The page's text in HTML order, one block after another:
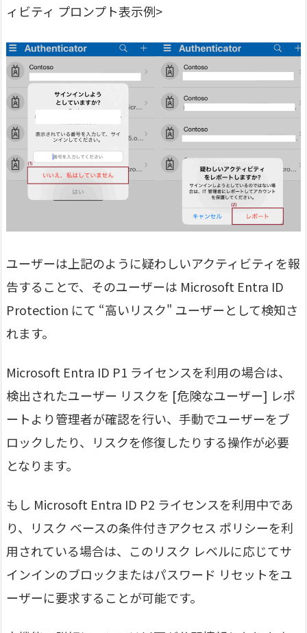
ィビティ プロンプト表示例>
ユーザーは上記のように疑わしいアクティビティを報
告することで、そのユーザーは Microsoft Entra ID
Protection にて “高いリスク" ユーザーとして検知さ
れます。
Microsoft Entra ID P1 ライセンスを利用の場合は、
検出されたユーザー リスクを [危険なユーザー] レポ
ートより管理者が確認を行い、手動でユーザーをブ
ロックしたり、リスクを修復したりする操作が必要
となります。
もし Microsoft Entra ID P2 ライセンスを利用中であ
り、リスク ベースの条件付きアクセス ポリシーを利
用されている場合は、このリスク レベルに応じてサ
インインのブロックまたはパスワード リセットをユ
ーザーに要求することが可能です。